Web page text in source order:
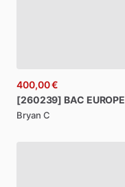
400,00 €
[260239] BAC EUROPE
Bryan C